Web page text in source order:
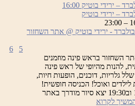
– ירידי בוטיק 16:00
– ירידי בוטיק
השחזור בראש פינה מוזמנים
להנות מהיופי של ראש פינה
גלריות, דוכנים, הופעות חיות,
לילדים ואוכל! הכניסה חופשית!
בשעות 18:00 וב19:30 יצא סיור מודרך באתר
לקרוא
5
6